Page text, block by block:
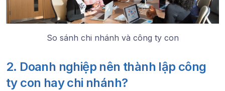
So sánh chi nhánh và công ty con
2. Doanh nghiệp nên thành lập công
ty con hay chi nhánh?